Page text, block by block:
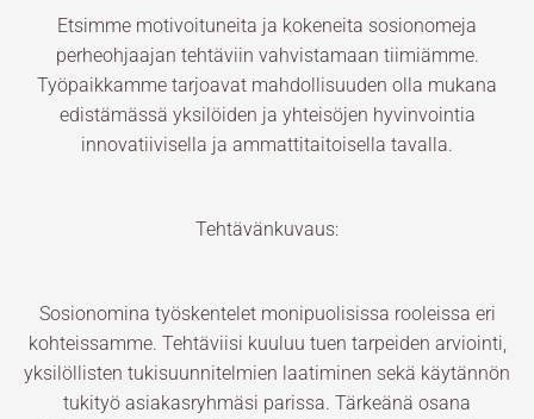
Etsimme motivoituneita ja kokeneita sosionomeja
perheohjaajan tehtäviin vahvistamaan tiimiämme.
Työpaikkamme tarjoavat mahdollisuuden olla mukana
edistämässä yksilöiden ja yhteisöjen hyvinvointia
innovatiivisella ja ammattitaitoisella tavalla.
Tehtävänkuvaus:
Sosionomina työskentelet monipuolisissa rooleissa eri
kohteissamme. Tehtäviisi kuuluu tuen tarpeiden arviointi,
yksilöllisten tukisuunnitelmien laatiminen sekä käytännön
tukityö asiakasryhmäsi parissa. Tärkeänä osana